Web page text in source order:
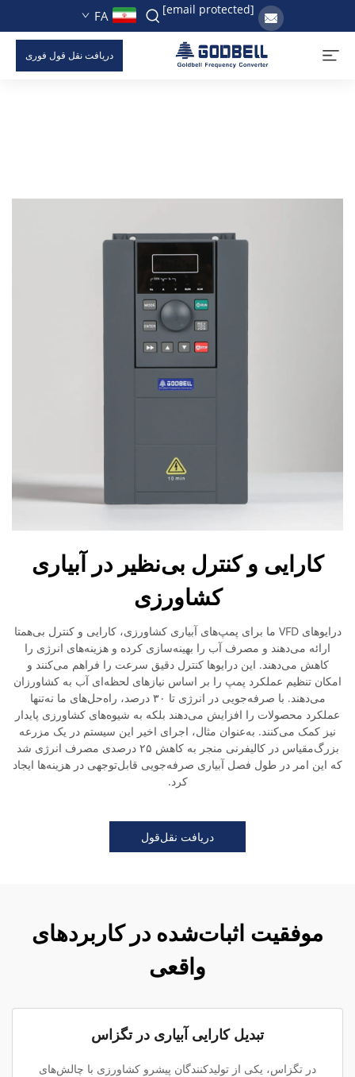
[email protected]
FA
دریافت نقل قول فوری
کارایی و کنترل بی‌نظیر در آبیاری
کشاورزی
درایوهای VFD ما برای پمپ‌های آبیاری کشاورزی، کارایی و کنترل بی‌همتا
ارائه می‌دهند و مصرف آب را بهینه‌سازی کرده و هزینه‌های انرژی را
کاهش می‌دهند. این درایوها کنترل دقیق سرعت را فراهم می‌کنند و
امکان تنظیم عملکرد پمپ را بر اساس نیازهای لحظه‌ای آب به کشاورزان
می‌دهند. با صرفه‌جویی در انرژی تا ۳۰ درصد، راه‌حل‌های ما نه‌تنها
عملکرد محصولات را افزایش می‌دهند بلکه به شیوه‌های کشاورزی پایدار
نیز کمک می‌کنند. به‌عنوان مثال، اجرای اخیر این سیستم در یک مزرعه
بزرگ‌مقیاس در کالیفرنی منجر به کاهش ۲۵ درصدی مصرف انرژی شد
که این امر در طول فصل آبیاری صرفه‌جویی قابل‌توجهی در هزینه‌ها ایجاد
کرد.
دریافت نقل‌قول
موفقیت اثبات‌شده در کاربردهای
واقعی
تبدیل کارایی آبیاری در تگزاس
در تگزاس، یکی از تولیدکنندگان پیشرو کشاورزی با چالش‌های